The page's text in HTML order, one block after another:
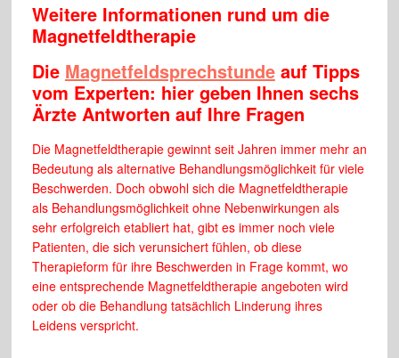
Weitere Informationen rund um die
Magnetfeldtherapie
Die Magnetfeldsprechstundeauf Tipps
vom Experten: hier geben Ihnen sechs
Ärzte Antworten auf Ihre Fragen
Die Magnetfeldtherapie gewinnt seit Jahren immer mehr an
Bedeutung als alternative Behandlungsmöglichkeit für viele
Beschwerden. Doch obwohl sich die Magnetfeldtherapie
als Behandlungsmöglichkeit ohne Nebenwirkungen als
sehr erfolgreich etabliert hat, gibt es immer noch viele
Patienten, die sich verunsichert fühlen, ob diese
Therapieform für ihre Beschwerden in Frage kommt, wo
eine entsprechende Magnetfeldtherapie angeboten wird
oder ob die Behandlung tatsächlich Linderung ihres
Leidens verspricht.